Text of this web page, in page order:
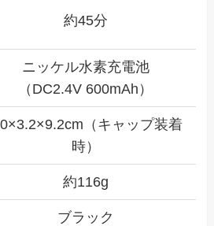
約45分
ニッケル水素充電池
（DC2.4V 600mAh）
（キャップ装着
時）
約116g
ブラック